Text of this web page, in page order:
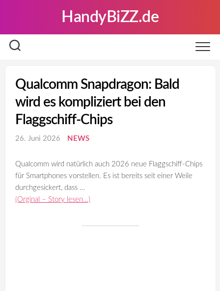
HandyBiZZ.de
Qualcomm Snapdragon: Bald
wird es kompliziert bei den
Flaggschiff-Chips
26. Juni 2026 NEWS
Qualcomm wird natürlich auch 2026 neue Flaggschiff-Chips
für Smartphones vorstellen. Es ist bereits seit einer Weile
durchgesickert, dass …
(Orginal – Story lesen…)